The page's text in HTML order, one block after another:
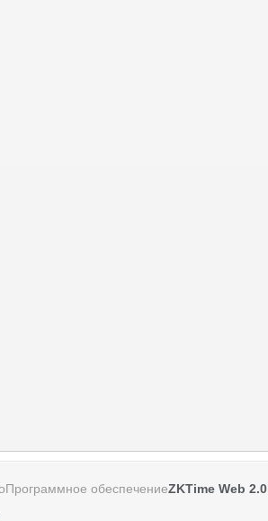
Программное обеспечениеZKTime Web 2.0